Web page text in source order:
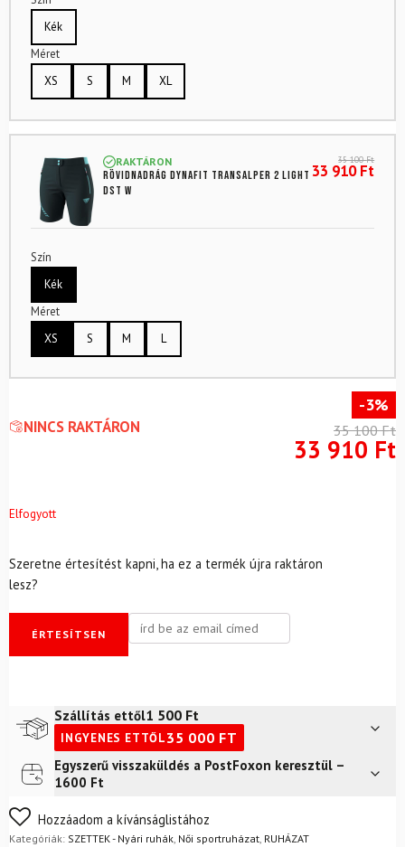
Kék
Méret
XS
S M XL
RAKTÁRON
Rövidnadrág DYNAFIT Transalper 2 Light
DST W
35 100Ft
33 910Ft
Szín
Kék
Méret
XS
S M L
NINCS RAKTÁRON
-3%
35 100Ft
33 910 Ft
Elfogyott
Szeretne értesítést kapni, ha ez a termék újra raktáron
lesz?
ÉRTESÍTSEN
Szállítás ettől1 500 Ft
INGYENES ETTŐL35 000 FT
Futár a címre2 400
FoxPost
Egyszerű visszaküldés a PostFoxon keresztül –
1600 Ft
Nem biztos a választásában? Semmi gond – a terméket
egyszerűen visszaküldheti 14 napon belül, indoklás nélkül.
Hozzáadom a kívánságlistához
Kategóriák: SZETTEK - Nyári ruhák, Női sportruházat, RUHÁZAT